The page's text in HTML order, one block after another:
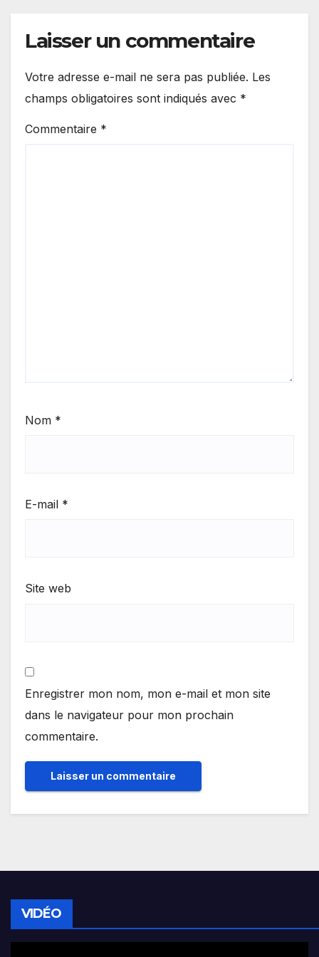
Laisser un commentaire
Votre adresse e-mail ne sera pas publiée. Les
champs obligatoires sont indiqués avec *
Commentaire *
Nom *
E-mail *
Site web
Enregistrer mon nom, mon e-mail et mon site
dans le navigateur pour mon prochain
commentaire.
VIDÉO